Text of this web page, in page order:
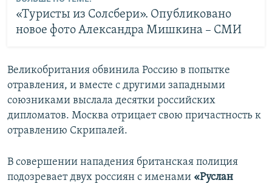
«Туристы из Солсбери». Опубликовано
новое фото Александра Мишкина – СМИ
Великобритания обвинила Россию в попытке
отравления, и вместе с другими западными
союзниками выслала десятки российских
дипломатов. Москва отрицает свою причастность к
отравлению Скрипалей.
В совершении нападения британская полиция
подозревает двух россиян с именами «Руслан